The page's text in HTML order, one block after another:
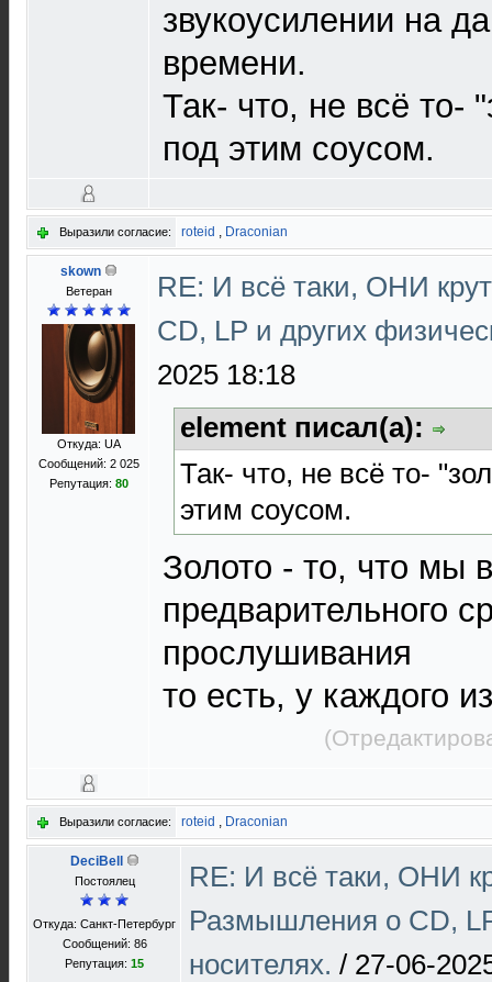
звукоусилении на
времени.
Так- что, не всё то-
под этим соусом.
Выразили согласие: roteid , Draconian
skown
Ветеран
Откуда: UA
Сообщений: 2 025
Репутация: 80
RE: И всё таки, ОНИ
CD, LP и других
2025 18:18
element писал(а):
Так- что, не всё то-
этим соусом.
Золото - то, что мы
предварительного
прослушивания
то есть, у каждого
Выразили согласие: roteid , Draconian
DeciBell
Постоялец
Откуда: Санкт-Петербург
Сообщений: 86
Репутация: 15
RE: И всё таки, ОНИ
Размышления о CD,
носителях. / 27-06-